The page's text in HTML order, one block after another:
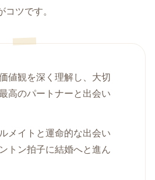
コツです。
値観を深く理解し、大切
高のパートナーと出会い
メイトと運命的な出会い
トン拍子に結婚へと進ん